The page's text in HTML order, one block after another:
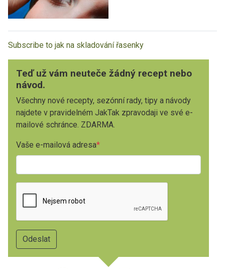
Subscribe to jak na skladování řasenky
Teď už vám neuteče žádný recept nebo
návod.
Všechny nové recepty, sezónní rady, tipy a návody
najdete v pravidelném JakTak zpravodaji ve své e-
mailové schránce. ZDARMA.
Vaše e-mailová adresa